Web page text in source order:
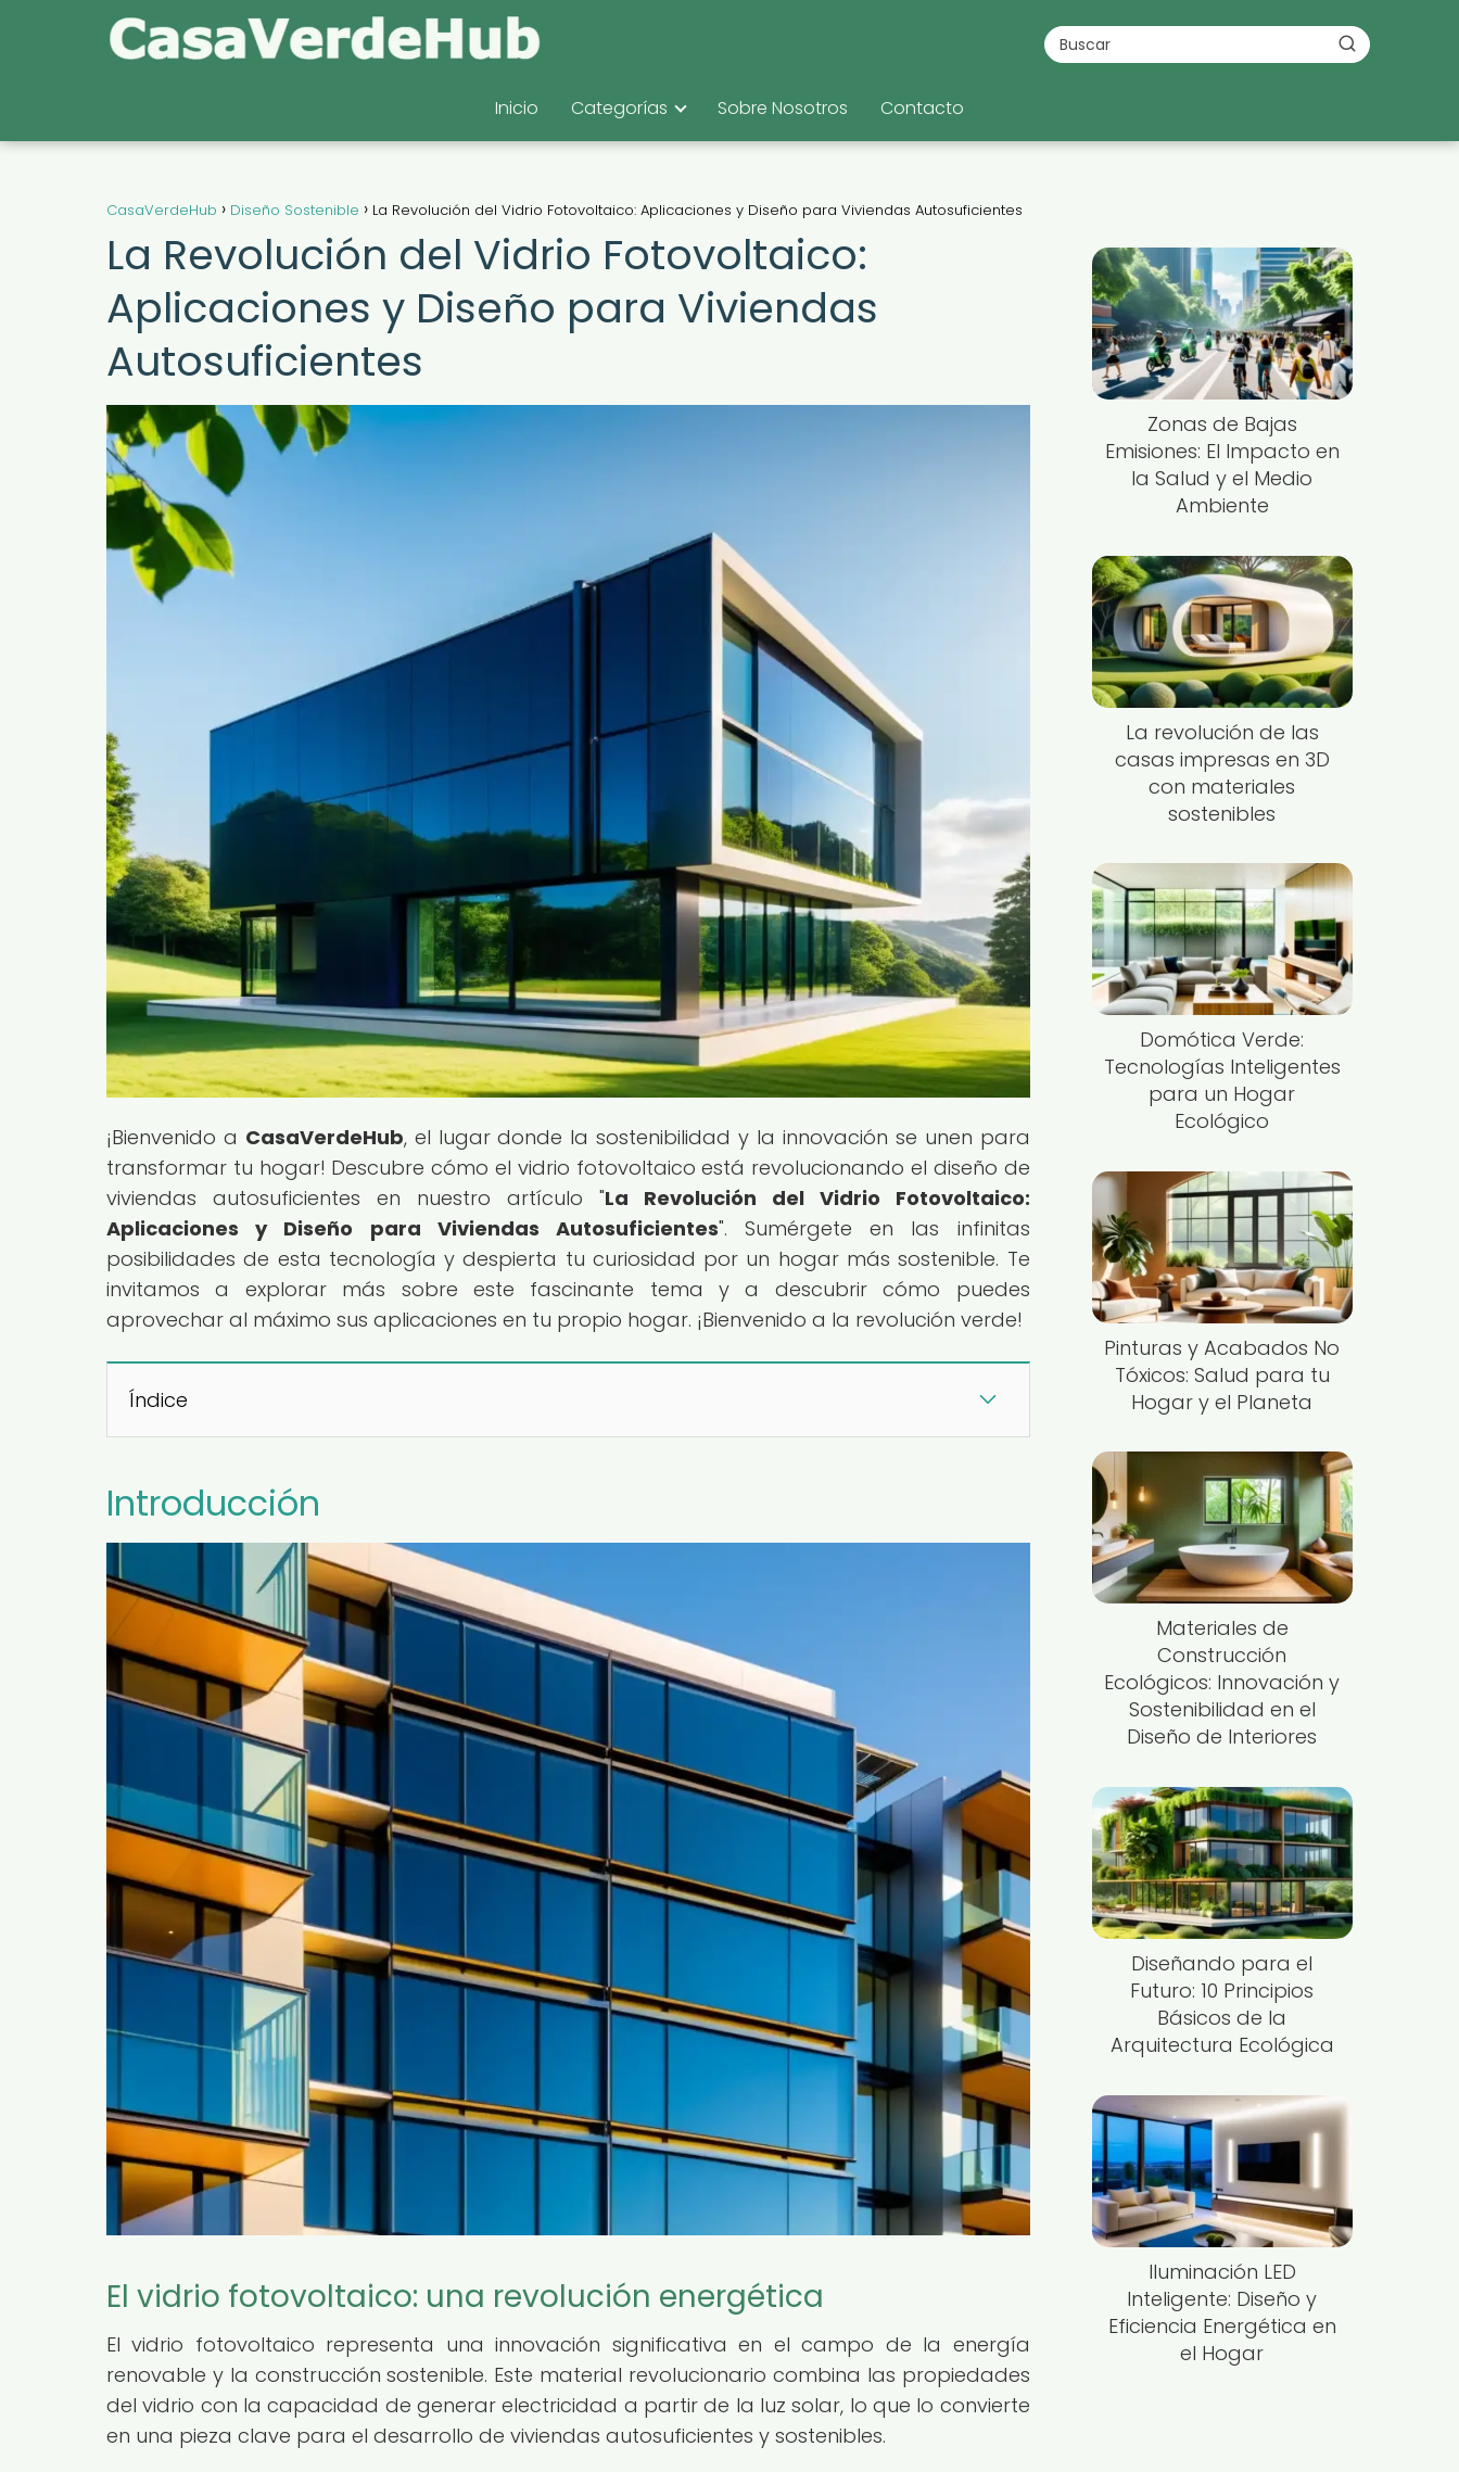
Inicio Categorías Sobre Nosotros Contacto
CasaVerdeHub Diseño Sostenible La Revolución del Vidrio Fotovoltaico: Aplicaciones y Diseño para Viviendas Autosuficientes
La Revolución del Vidrio Fotovoltaico:
Aplicaciones y Diseño para Viviendas
Autosuficientes
¡Bienvenido a CasaVerdeHub, el lugar donde la sostenibilidad y la innovación se unen para
transformar tu hogar! Descubre cómo el vidrio fotovoltaico está revolucionando el diseño de
viviendas autosuficientes en nuestro artículo "La Revolución del Vidrio Fotovoltaico:
Aplicaciones y Diseño para Viviendas Autosuficientes". Sumérgete en las infinitas
posibilidades de esta tecnología y despierta tu curiosidad por un hogar más sostenible. Te
invitamos a explorar más sobre este fascinante tema y a descubrir cómo puedes
aprovechar al máximo sus aplicaciones en tu propio hogar. ¡Bienvenido a la revolución verde!
Índice
Introducción
El vidrio fotovoltaico: una revolución energética
El vidrio fotovoltaico representa una innovación significativa en el campo de la energía
renovable y la construcción sostenible. Este material revolucionario combina las propiedades
del vidrio con la capacidad de generar electricidad a partir de la luz solar, lo que lo convierte
en una pieza clave para el desarrollo de viviendas autosuficientes y sostenibles.
Zonas de Bajas
Emisiones: El Impacto en
la Salud y el Medio
Ambiente
La revolución de las
casas impresas en 3D
con materiales
sostenibles
Domótica Verde:
Tecnologías Inteligentes
para un Hogar
Ecológico
Pinturas y Acabados No
Tóxicos: Salud para tu
Hogar y el Planeta
Materiales de
Construcción
Ecológicos: Innovación y
Sostenibilidad en el
Diseño de Interiores
Diseñando para el
Futuro: 10 Principios
Básicos de la
Arquitectura Ecológica
Iluminación LED
Inteligente: Diseño y
Eficiencia Energética en
el Hogar